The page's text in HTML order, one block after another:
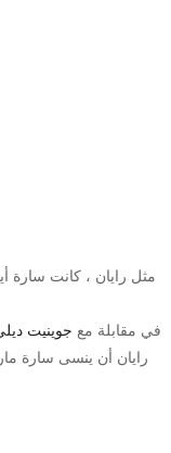
مثل رايان ، كانت
في مقابلة مع جوينيت
رايان أن ينسى سارة